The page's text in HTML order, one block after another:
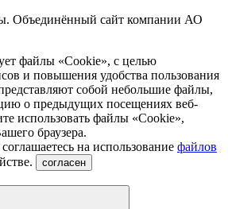
Объединённый сайт компании АО
файлы «Сookie», с целью
и повышения удобства пользования
собой небольшие файлы,
о предыдущих посещениях веб-
использовать файлы «Сookie»,
браузера.
на использование файлов
согласен